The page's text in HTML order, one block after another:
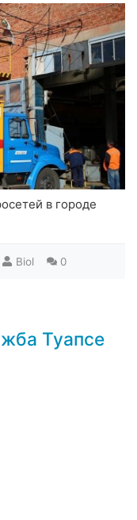
в городе
Biol 0
Туапсе